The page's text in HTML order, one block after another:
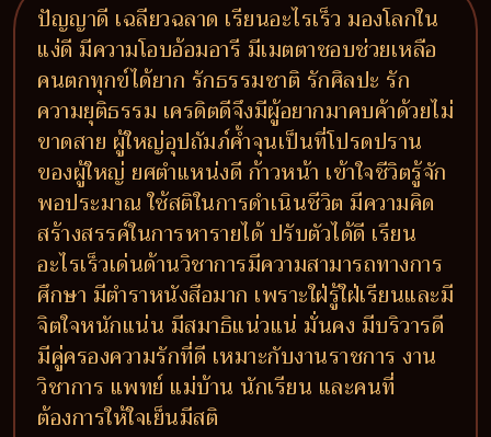
ปัญญาดี เฉลียวฉลาด เรียนอะไรเร็ว มองโลกใน
แง่ดี มีความโอบอ้อมอารี มีเมตตาชอบช่วยเหลือ
คนตกทุกข์ได้ยาก รักธรรมชาติ รักศิลปะ รัก
ความยุติธรรม เครดิตดีจึงมีผู้อยากมาคบค้าด้วยไม่
ขาดสาย ผู้ใหญ่อุปถัมภ์ค้ำจุนเป็นที่โปรดปราน
ของผู้ใหญ่ ยศตำแหน่งดี ก้าวหน้า เข้าใจชีวิตรู้จัก
พอประมาณ ใช้สติในการดำเนินชีวิต มีความคิด
สร้างสรรค์ในการหารายได้ ปรับตัวได้ดี เรียน
อะไรเร็วเด่นด้านวิชาการมีความสามารถทางการ
ศึกษา มีตำราหนังสือมาก เพราะใฝ่รู้ใฝ่เรียนและมี
จิตใจหนักแน่น มีสมาธิแน่วแน่ มั่นคง มีบริวารดี
มีคู่ครองความรักที่ดี เหมาะกับงานราชการ งาน
วิชาการ แพทย์ แม่บ้าน นักเรียน และคนที่
ต้องการให้ใจเย็นมีสติ